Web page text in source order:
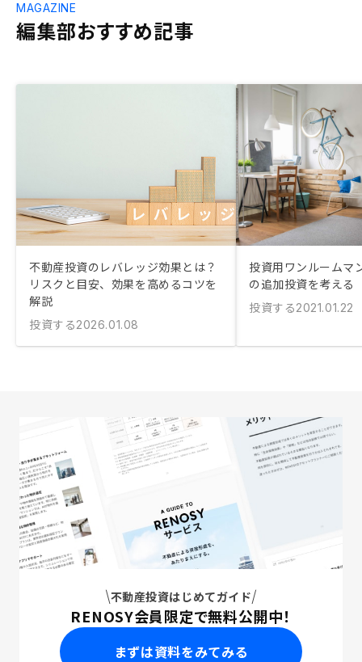
編集部おすすめ記事
MAGAZINE
不動産投資のレバレッジ効果とは？
リスクと目安、効果を高めるコツを
解説
投資する2026.01.08
投資用ワンルームマ
の追加投資を考える
投資する2021.01.22
不動産投資はじめてガイド
RENOSY会員限定で無料公開中！
まずは資料をみてみる